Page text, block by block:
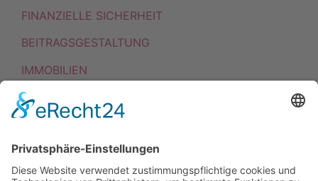
FINANZIELLE SICHERHEIT
BEITRAGSGESTALTUNG
IMMOBILIEN
NUTZEN
LEBENSWERK WEITERGEBEN